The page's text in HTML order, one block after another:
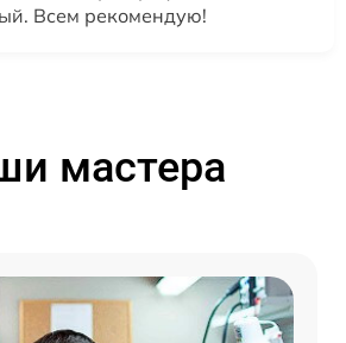
Всем рекомендую!
мастера